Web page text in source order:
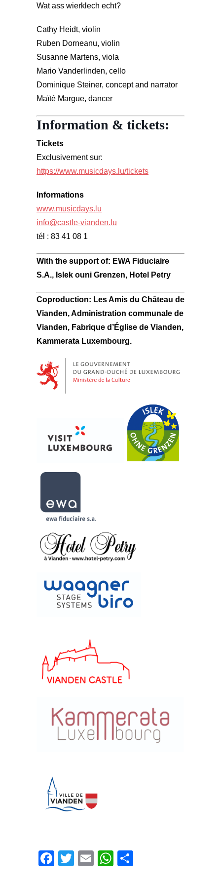
Wat ass wierklech echt?
Cathy Heidt, violin
Ruben Dorneanu, violin
Susanne Martens, viola
Mario Vanderlinden, cello
Dominique Steiner, concept and narrator
Maïté Margue, dancer
Information & tickets:
Tickets
Exclusivement sur:
https://www.musicdays.lu/tickets
Informations
www.musicdays.lu
info@castle-vianden.lu
tél : 83 41 08 1
With the support of: EWA Fiduciaire
S.A., Islek ouni Grenzen, Hotel Petry
Coproduction: Les Amis du Château de
Vianden, Administration communale de
Vianden, Fabrique d’Église de Vianden,
Kammerata Luxembourg.
Facebook
Twitter
EmailWhatsApp